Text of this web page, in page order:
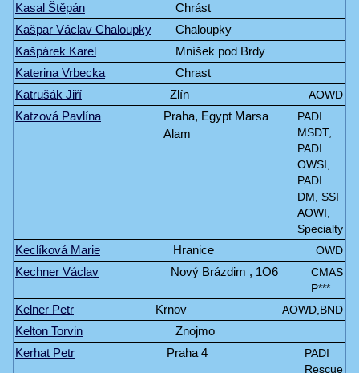
Kasal Štěpán
Chrást
Kašpar Václav Chaloupky
Chaloupky
Kašpárek Karel
Mníšek pod Brdy
Katerina Vrbecka
Chrast
Katrušák Jiří
Zlín AOWD
Katzová Pavlína
Praha, Egypt Marsa
Alam
PADI
MSDT,
PADI
OWSI,
PADI
DM, SSI
AOWI,
Specialty
Keclíková Marie Hranice OWD
Kechner Václav Nový Brázdim , 1O6
CMAS
P***
Kelner Petr Krnov AOWD,BND
Kelton Torvin
Znojmo
Kerhat Petr
Praha 4
PADI
Rescue